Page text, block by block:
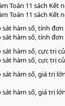
Toán 11 sách Kết
Toán 11 sách Kết
hàm số, tính đơn
hàm số, tính đơn
hàm số, cực trị
hàm số, cực trị
sát hàm số, giá trị
sát hàm số, giá trị